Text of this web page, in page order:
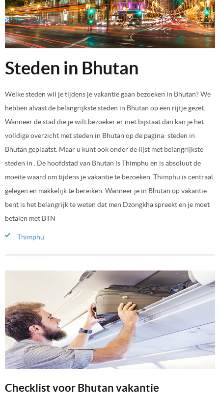
Steden in Bhutan
Welke steden wil je tijdens je vakantie gaan bezoeken in Bhutan? We
hebben alvast de belangrijkste steden in Bhutan op een rijtje gezet.
Wanneer de stad die je wilt bezoeker er niet bijstaat dan kan je het
volldige overzicht met steden in Bhutan op de pagina: steden in
Bhutan geplaatst. Maar u kunt ook onder de lijst met belangrijkste
steden in . De hoofdstad van Bhutan is Thimphu en is absoluut de
moeite waard om tijdens je vakantie te bezoeken. Thimphu is centraal
gelegen en makkelijk te bereiken. Wanneer je in Bhutan op vakantie
bent is het belangrijk te weten dat men Dzongkha spreekt en je moet
betalen met BTN
Thimphu
Checklist voor Bhutan vakantie